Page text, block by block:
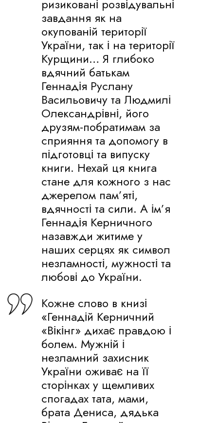
ризиковані розвідувальні
завдання як на
окупованій території
України, так і на території
Курщини… Я глибоко
вдячний батькам
Геннадія Руслану
Васильовичу та Людмилі
Олександрівні, його
друзям-побратимам за
сприяння та допомогу в
підготовці та випуску
книги. Нехай ця книга
стане для кожного з нас
джерелом пам’яті,
вдячності та сили. А ім’я
Геннадія Керничного
назавжди житиме у
наших серцях як символ
незламності, мужності та
любові до України.
Кожне слово в книзі
«Геннадій Керничний
«Вікінг» дихає правдою і
болем. Мужній і
незламний захисник
України оживає на її
сторінках у щемливих
спогадах тата, мами,
брата Дениса, дядька